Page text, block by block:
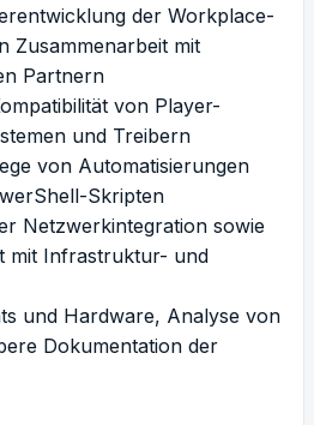
der Workplace-
Zusammenarbeit mit
Partnern
von Player-
und Treibern
von Automatisierungen
Skripten
Netzwerkintegration sowie
mit Infrastruktur- und
und Hardware, Analyse von
Dokumentation der